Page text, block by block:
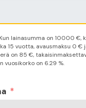
lainasumma on 10000 €,
15 vuotta, avausmaksu 0 €
on 85 €,
vuosikorko on 6.29 %.